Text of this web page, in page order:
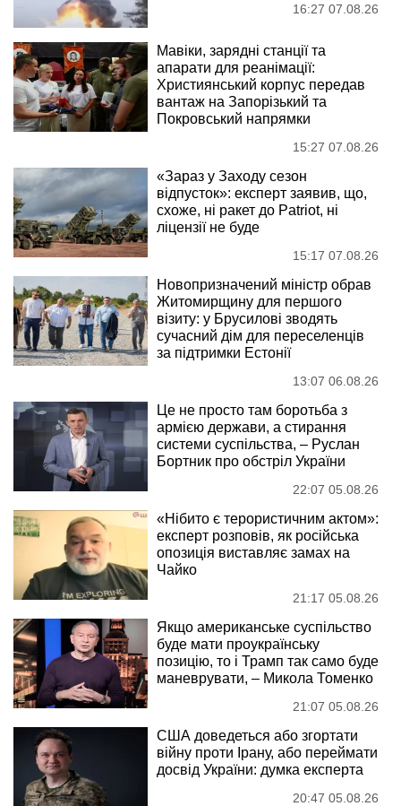
16:27 07.08.26
Мавіки, зарядні станції та
апарати для реанімації:
Християнський корпус передав
вантаж на Запорізький та
Покровський напрямки
15:27 07.08.26
«Зараз у Заходу сезон
відпусток»: експерт заявив, що,
схоже, ні ракет до Patriot, ні
ліцензії не буде
15:17 07.08.26
Новопризначений міністр обрав
Житомирщину для першого
візиту: у Брусилові зводять
сучасний дім для переселенців
за підтримки Естонії
13:07 06.08.26
Це не просто там боротьба з
армією держави, а стирання
системи суспільства, – Руслан
Бортник про обстріл України
22:07 05.08.26
«Нібито є терористичним актом»:
експерт розповів, як російська
опозиція виставляє замах на
Чайко
21:17 05.08.26
Якщо американське суспільство
буде мати проукраїнську
позицію, то і Трамп так само буде
маневрувати, – Микола Томенко
21:07 05.08.26
США доведеться або згортати
війну проти Ірану, або переймати
досвід України: думка експерта
20:47 05.08.26